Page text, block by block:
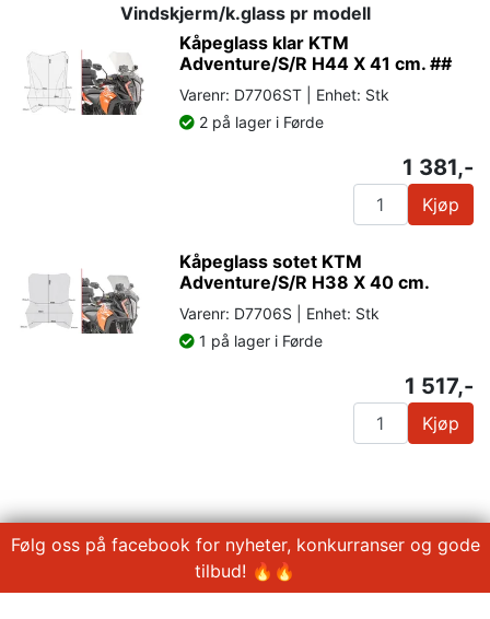
Vindskjerm/k.glass pr modell
Kåpeglass klar KTM
Adventure/S/R H44 X 41 cm. ##
Varenr: D7706ST | Enhet: Stk
2 på lager i Førde
1 381,-
Kjøp
Kåpeglass sotet KTM
Adventure/S/R H38 X 40 cm.
Varenr: D7706S | Enhet: Stk
1 på lager i Førde
1 517,-
Kjøp
Følg oss på facebook for nyheter, konkurranser og gode
tilbud! 🔥🔥